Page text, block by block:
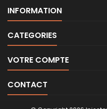
INFORMATION
CATEGORIES
VOTRE COMPTE
CONTACT